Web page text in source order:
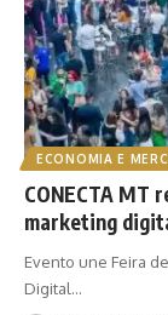
ECONOMIA E
CONECTA MT
marketing
Evento une Feira
Digital…